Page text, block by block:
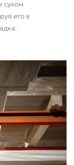
сухом
его в